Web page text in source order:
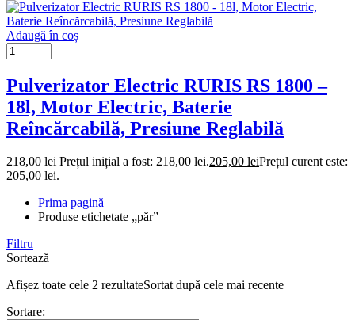
Adaugă în coș
Pulverizator Electric RURIS RS 1800 –
18l, Motor Electric, Baterie
Reîncărcabilă, Presiune Reglabilă
218,00lei Prețul inițial a fost: 218,00 lei.205,00 leiPrețul curent este:
205,00 lei.
Prima pagină
Produse etichetate „păr”
Filtru
Sortează
Afișez toate cele 2 rezultateSortat după cele mai recente
Sortare: